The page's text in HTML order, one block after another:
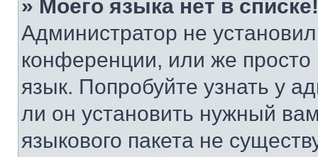
» Моего языка нет в списке!
Администратор не
конференции, или же
язык. Попробуйте узнать у
ли он установить нужный
языкового пакета не